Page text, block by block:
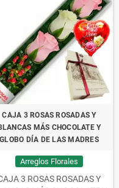
CAJA 3 ROSAS ROSADAS Y
MÁS CHOCOLATE Y
GLOBO DÍA DE LAS MADRES
Arreglos Florales
3 ROSAS ROSADAS Y